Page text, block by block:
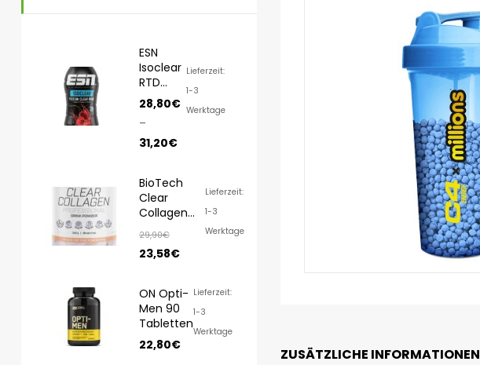
ZUSÄTZLICHE INFORMATIONEN
ESN
Isoclear
RTD
8x500ml
28,80€
–
31,20€
Lieferzeit:
1-3
Werktage
BioTech
Clear
Collagen
350g
29,90€
23,58€
Lieferzeit:
1-3
Werktage
ON Opti-
Men 90
Tabletten
22,80€
Lieferzeit:
1-3
Werktage